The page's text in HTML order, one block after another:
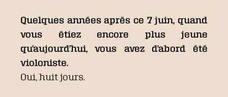
Quelques années après ce 7 juin, quand
vous étiez encore plus jeune
qu’aujourd’hui, vous avez d’abord été
violoniste.
Oui, huit jours.